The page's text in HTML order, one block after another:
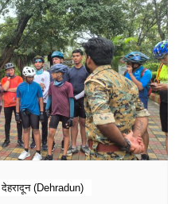
देहरादून (Dehradun)